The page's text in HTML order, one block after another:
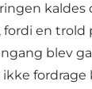
kaldes
fordi en trold
blev
fordrage